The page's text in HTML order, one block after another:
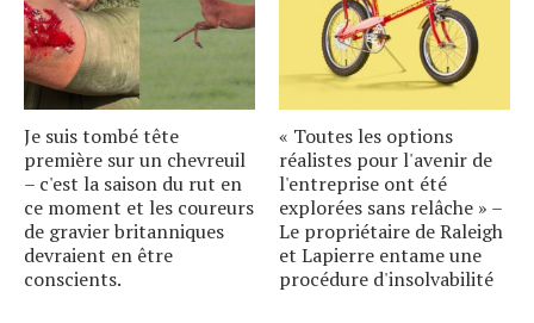
Je suis tombé tête
première sur un chevreuil
– c'est la saison du rut en
ce moment et les coureurs
de gravier britanniques
devraient en être
conscients.
« Toutes les options
réalistes pour l'avenir de
l'entreprise ont été
explorées sans relâche » –
Le propriétaire de Raleigh
et Lapierre entame une
procédure d'insolvabilité